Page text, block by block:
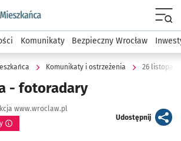
wroclaw.pl podserwis: Dla mieszkańca
Komunikaty Bezpieczny Wrocław
Komunikaty i ostrzeżenia 26
- fotoradary
www.wroclaw.pl
Udostępnijartykuł